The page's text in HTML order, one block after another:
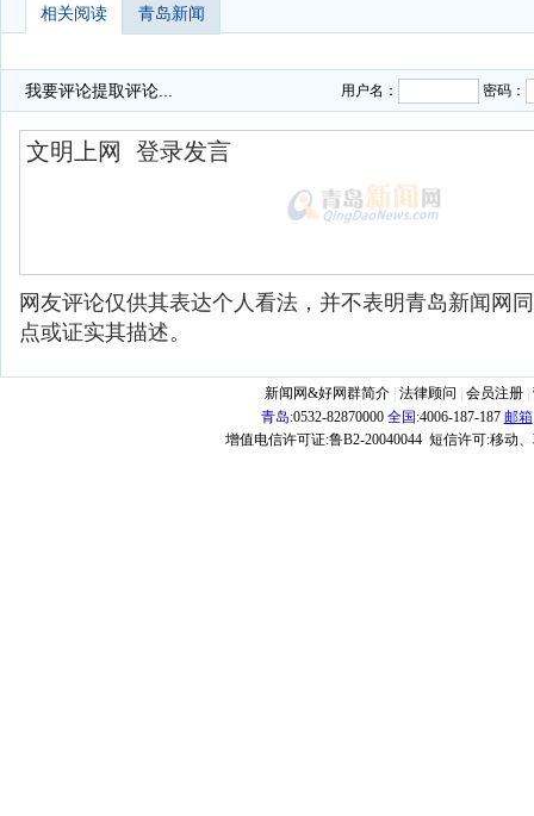
相关阅读 青岛新闻
我要评论提取评论... 用户名： 密码：
网友评论仅供其表达个人看法，并不表明青岛新闻网
点或证实其描述。